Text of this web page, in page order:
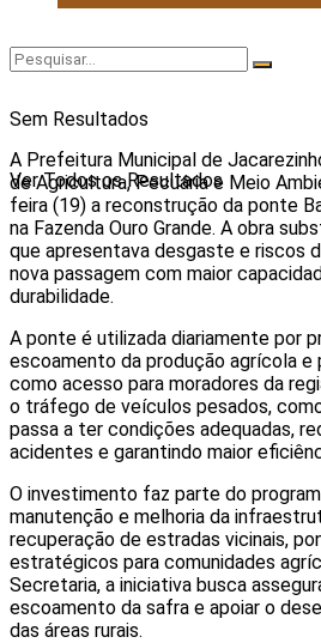
Sem Resultados
Ver Todos os Resultados
A Prefeitura Municipal de
de Agricultura, Pecuária e Meio
feira (19) a reconstrução da ponte
na Fazenda Ouro Grande. A obra
que apresentava desgaste e riscos
nova passagem com maior
durabilidade.
A ponte é utilizada diariamente por
escoamento da produção agrícola e
como acesso para moradores da
o tráfego de veículos pesados,
passa a ter condições adequadas,
acidentes e garantindo maior
O investimento faz parte do
manutenção e melhoria da
recuperação de estradas vicinais,
estratégicos para comunidades
Secretaria, a iniciativa busca
escoamento da safra e apoiar o
das áreas rurais.